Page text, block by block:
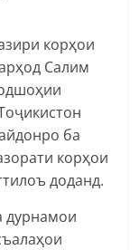
корҳои
Салим
ба
корҳои
доданд.
дурнамои